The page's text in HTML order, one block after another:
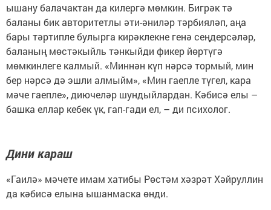
ышану балачактан да килергә мөмкин. Бигрәк тә
баланы бик авторитетлы әти-әниләр тәрбияләп, аңа
бары тәртипле булырга кирәклекне генә сеңдерсәләр,
баланың мөстәкыйль тәнкыйди фикер йөртүгә
мөмкинлеге калмый. «Миннән күп нәрсә тормый, мин
бер нәрсә дә эшли алмыйм», «Мин гаепле түгел, кара
мәче гаепле», диючеләр шундыйлардан. Кәбисә елы –
башка еллар кебек үк, гап-гади ел, – ди психолог.
Дини караш
«Гаилә» мәчете имам хатибы Рөстәм хәзрәт Хәйруллин
да кәбисә елына ышанмаска өнди.